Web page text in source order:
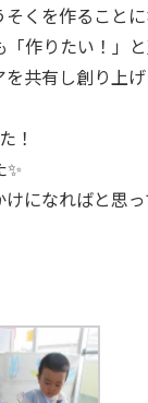
くを作ること
「作りたい！」
共有し創り上
！
になればと思